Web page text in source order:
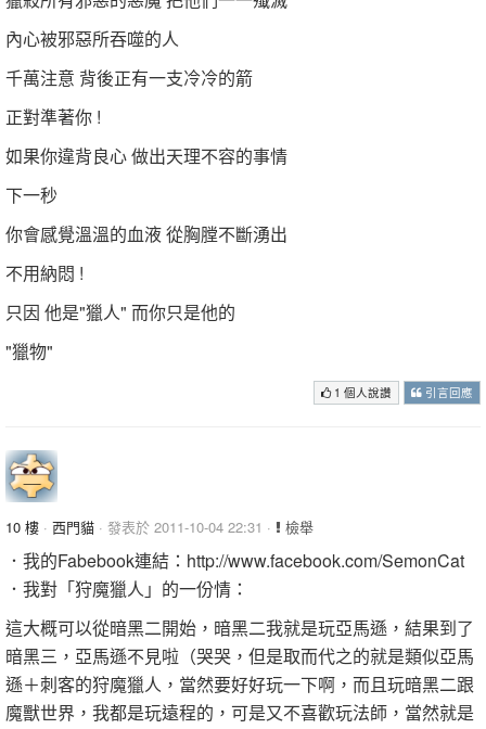
內心被邪惡所吞噬的人
千萬注意 背後正有一支冷冷的箭
正對準著你 !
如果你違背良心 做出天理不容的事情
下一秒
你會感覺溫溫的血液 從胸膛不斷湧出
不用納悶 !
只因 他是"獵人" 而你只是他的
"獵物"
1 個人說讚 引言回應
10 樓 · 西門貓 · 發表於 2011-10-04 22:31 · 檢舉
．我的Fabebook連結：http://www.facebook.com/SemonCat
．我對「狩魔獵人」的一份情：
這大概可以從暗黑二開始，暗黑二我就是玩亞馬遜，結果到了
暗黑三，亞馬遜不見啦（哭哭，但是取而代之的就是類似亞馬
遜＋刺客的狩魔獵人，當然要好好玩一下啊，而且玩暗黑二跟
魔獸世界，我都是玩遠程的，可是又不喜歡玩法師，當然就是